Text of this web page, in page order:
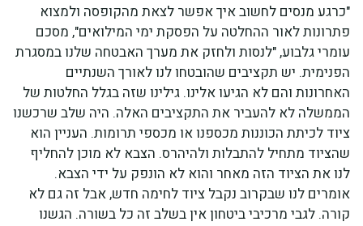
"כרגע מנסים לחשוב איך אפשר לצאת מהקופסה ולמצוא
פתרונות לאור ההחלטה על הפסקת ימי המילואים", מסכם
עומרי גלבוע, "לנסות ולחזק את מערך האבטחה שלנו במסגרת
הפנימית. יש תקציבים שהובטחו לנו לאורך השנתיים
האחרונות והם לא הגיעו אלינו. גילינו שזה בגלל החלטות של
הממשלה לא להעביר את התקציבים האלה. היה שלב שרכשנו
ציוד לכיתת הכוננות מכספנו או מכספי תרומות. העניין הוא
שהציוד מתחיל להתבלות ולהיהרס. הצבא לא מוכן להחליף
לנו את הציוד הזה מאחר והוא לא הונפק על ידי הצבא.
אומרים לנו שבקרוב נקבל ציוד לחימה חדש, אבל זה גם לא
קורה. לגבי מרכיבי ביטחון אין בשלב זה כל בשורה. הגשנו